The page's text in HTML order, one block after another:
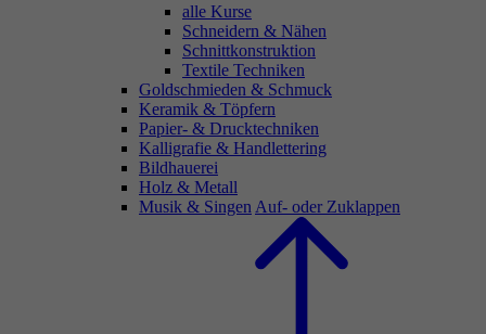
alle Kurse
Schneidern & Nähen
Schnittkonstruktion
Textile Techniken
Goldschmieden & Schmuck
Keramik & Töpfern
Papier- & Drucktechniken
Kalligrafie & Handlettering
Bildhauerei
Holz & Metall
Musik & Singen Auf- oder Zuklappen